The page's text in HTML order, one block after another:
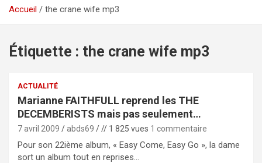
Accueil
the crane wife mp3
Étiquette : the crane wife mp3
ACTUALITÉ
Marianne FAITHFULL reprend les THE
DECEMBERISTS mais pas seulement…
7 avril 2009 abds69 // 1 825 vues 1 commentaire
Pour son 22ième album, « Easy Come, Easy Go », la dame
sort un album tout en reprises…